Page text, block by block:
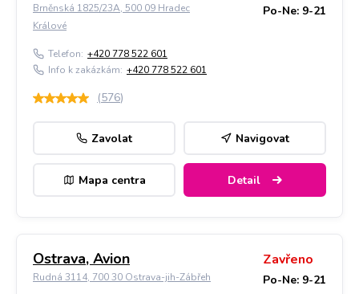
Brněnská 1825/23A, 500 09 Hradec
Králové
Po-Ne: 9-21
Telefon: +420 778 522 601
Info k zakázkám: +420 778 522 601
(576)
Zavolat Navigovat
Mapa centra Detail
Ostrava, Avion
Rudná 3114, 700 30 Ostrava-jih-Zábřeh
Zavřeno
Po-Ne: 9-21